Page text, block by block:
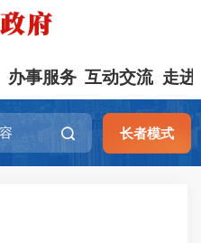
办事服务 互动交流 走进
长者模式